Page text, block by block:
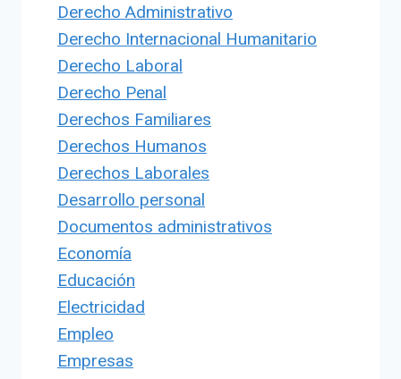
Derecho Administrativo
Derecho Internacional Humanitario
Derecho Laboral
Derecho Penal
Derechos Familiares
Derechos Humanos
Derechos Laborales
Desarrollo personal
Documentos administrativos
Economía
Educación
Electricidad
Empleo
Empresas